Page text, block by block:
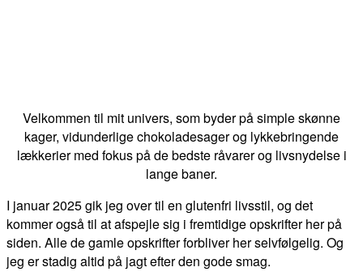
Velkommen til mit univers, som byder på simple skønne
kager, vidunderlige chokoladesager og lykkebringende
lækkerier med fokus på de bedste råvarer og livsnydelse i
lange baner.
I januar 2025 gik jeg over til en glutenfri livsstil, og det
kommer også til at afspejle sig i fremtidige opskrifter her på
siden. Alle de gamle opskrifter forbliver her selvfølgelig. Og
jeg er stadig altid på jagt efter den gode smag.